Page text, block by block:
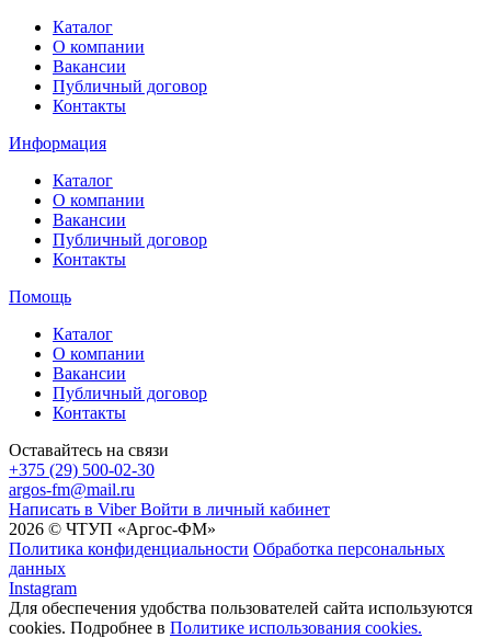
Каталог
О компании
Вакансии
Публичный договор
Контакты
Информация
Каталог
О компании
Вакансии
Публичный договор
Контакты
Помощь
Каталог
О компании
Вакансии
Публичный договор
Контакты
Оставайтесь на связи
+375 (29) 500-02-30
argos-fm@mail.ru
Написать в Viber Войти в личный кабинет
2026 © ЧТУП «Аргос-ФМ»
Политика конфиденциальности Обработка персональных
данных
Instagram
Для обеспечения удобства пользователей сайта используются
cookies. Подробнее в Политике использования cookies.